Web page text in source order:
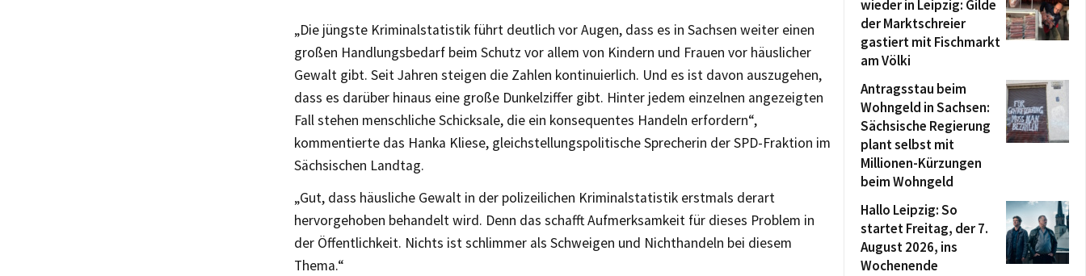
„Die jüngste Kriminalstatistik führt deutlich vor Augen, dass es in Sachsen weiter einen
großen Handlungsbedarf beim Schutz vor allem von Kindern und Frauen vor häuslicher
Gewalt gibt. Seit Jahren steigen die Zahlen kontinuierlich. Und es ist davon auszugehen,
dass es darüber hinaus eine große Dunkelziffer gibt. Hinter jedem einzelnen angezeigten
Fall stehen menschliche Schicksale, die ein konsequentes Handeln erfordern“,
kommentierte das Hanka Kliese, gleichstellungspolitische Sprecherin der SPD-Fraktion im
Sächsischen Landtag.
„Gut, dass häusliche Gewalt in der polizeilichen Kriminalstatistik erstmals derart
hervorgehoben behandelt wird. Denn das schafft Aufmerksamkeit für dieses Problem in
der Öffentlichkeit. Nichts ist schlimmer als Schweigen und Nichthandeln bei diesem
Thema.“
wieder in Leipzig: Gilde
der Marktschreier
gastiert mit Fischmarkt
am Völki
Antragsstau beim
Wohngeld in Sachsen:
Sächsische Regierung
plant selbst mit
Millionen-Kürzungen
beim Wohngeld
Hallo Leipzig: So
startet Freitag, der 7.
August 2026, ins
Wochenende